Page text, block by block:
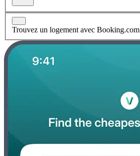
Trouvez un logement avec Booking.com